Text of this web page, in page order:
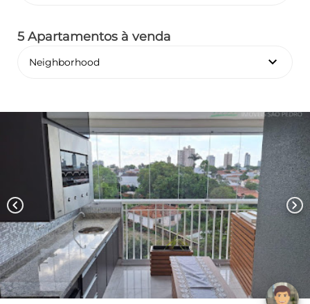
5 Apartamentos à venda
Neighborhood keyboard_arrow_down
chevron_left chevron_right